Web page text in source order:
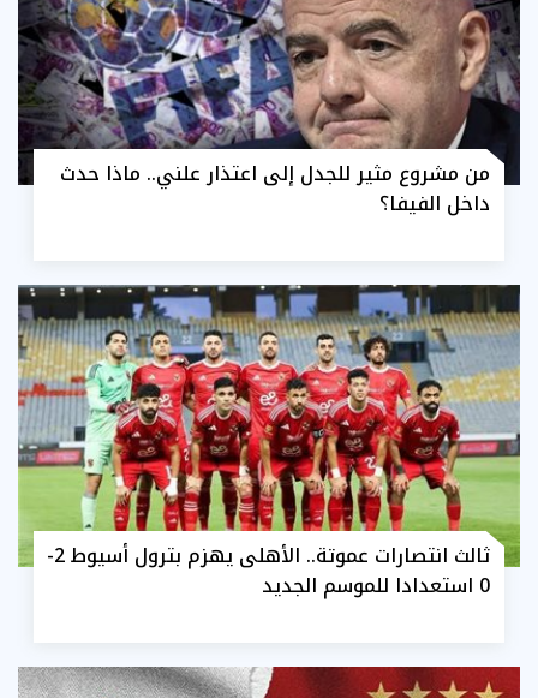
من مشروع مثير للجدل إلى اعتذار علني.. ماذا حدث
داخل الفيفا؟
ثالث انتصارات عموتة.. الأهلى يهزم بترول أسيوط 2-
0 استعدادا للموسم الجديد